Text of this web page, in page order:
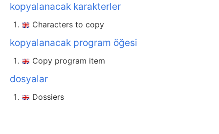
kopyalanacak karakterler
Characters to copy
kopyalanacak program öğesi
Copy program item
dosyalar
Dossiers